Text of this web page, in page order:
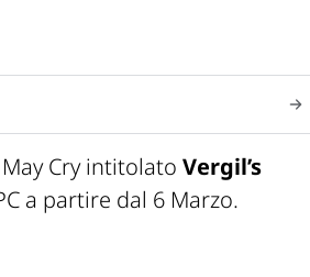
Cry intitolato Vergil’s
a partire dal 6 Marzo.